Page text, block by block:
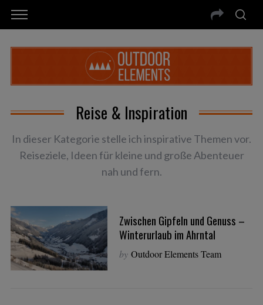
Reise & Inspiration
In dieser Kategorie stelle ich inspirative Themen vor.
Reiseziele, Ideen für kleine und große Abenteuer
nah und fern.
Zwischen Gipfeln und Genuss –
Winterurlaub im Ahrntal
by Outdoor Elements Team